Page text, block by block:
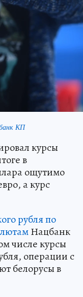
КП
курсы
в
ощутимо
а курс
рубля по
Нацбанк
числе курсы
операции с
белорусы в